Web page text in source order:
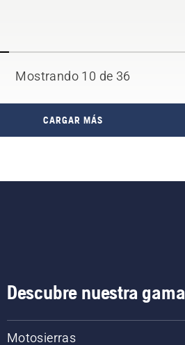
Mostrando 10 de 36
CARGAR MÁS
Descubre nuestra gama
Motosierras